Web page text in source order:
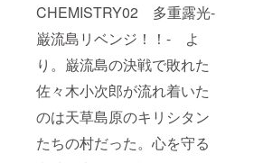
CHEMISTRY02 多重露光-
巌流島リベンジ！！- よ
り。巌流島の決戦で敗れた
佐々木小次郎が流れ着いた
のは天草島原のキリシタン
たちの村だった。心を守る